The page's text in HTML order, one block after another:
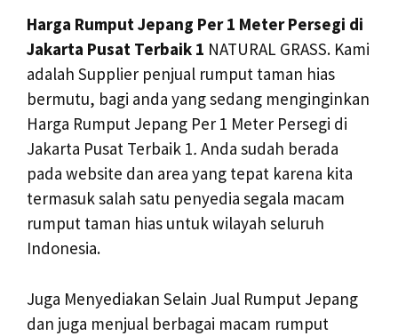
Harga Rumput Jepang Per 1 Meter Persegi di
Jakarta Pusat Terbaik 1 NATURAL GRASS. Kami
adalah Supplier penjual rumput taman hias
bermutu, bagi anda yang sedang menginginkan
Harga Rumput Jepang Per 1 Meter Persegi di
Jakarta Pusat Terbaik 1. Anda sudah berada
pada website dan area yang tepat karena kita
termasuk salah satu penyedia segala macam
rumput taman hias untuk wilayah seluruh
Indonesia.
Juga Menyediakan Selain Jual Rumput Jepang
dan juga menjual berbagai macam rumput